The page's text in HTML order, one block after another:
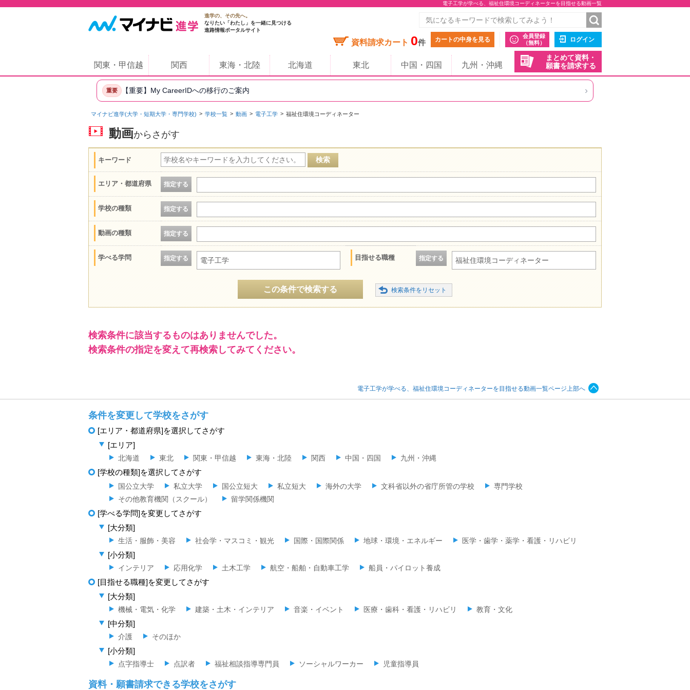
電子工学が学べる、福祉住環境コーディネーターを目指せる動画一覧
進学の、その先へ。
なりたい「わたし」を一緒に見つける
進路情報ポータルサイト
資料請求カート 0件 カートの中身を見る
会員登録
（無料）
ログイン
まとめて資料・
願書を請求する
関東・甲信越 関西 東海・北陸 北海道 東北 中国・四国 九州・沖縄
重要 【重要】My CareerIDへの移行のご案内 ›
マイナビ進学(大学・短期大学・専門学校) 学校一覧 動画 電子工学 福祉住環境コーディネーター
動画からさがす
キーワード
エリア・都道府県 指定する
学校の種類 指定する
動画の種類 指定する
学べる学問 指定する 電子工学 目指せる職種 指定する 福祉住環境コーディネーター
この条件で検索する
検索条件に該当するものはありませんでした。
検索条件の指定を変えて再検索してみてください。
電子工学が学べる、福祉住環境コーディネーターを目指せる動画一覧ページ上部へ
条件を変更して学校をさがす
[エリア・都道府県]を選択してさがす
[エリア]
北海道 東北 関東・甲信越 東海・北陸 関西 中国・四国 九州・沖縄
[学校の種類]を選択してさがす
国公立大学 私立大学 国公立短大 私立短大 海外の大学 文科省以外の省庁所管の学校
専門学校
その他教育機関（スクール）
留学関係機関
[学べる学問]を変更してさがす
[大分類]
生活・服飾・美容 社会学・マスコミ・観光 国際・国際関係 地球・環境・エネルギー 医学・歯学・薬学・看護・リハビリ
[小分類]
インテリア 応用化学 土木工学 航空・船舶・自動車工学 船員・パイロット養成
[目指せる職種]を変更してさがす
[大分類]
機械・電気・化学 建築・土木・インテリア 音楽・イベント 医療・歯科・看護・リハビリ 教育・文化
[中分類]
介護 そのほか
[小分類]
点字指導士 点訳者 福祉相談指導専門員 ソーシャルワーカー 児童指導員
資料・願書請求できる学校をさがす